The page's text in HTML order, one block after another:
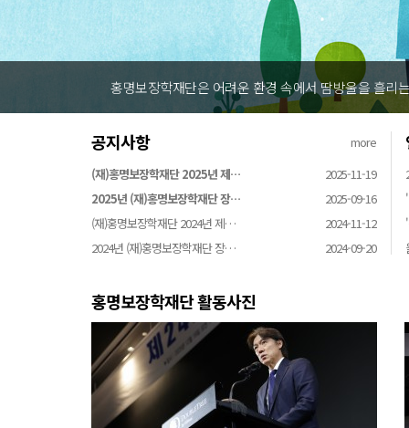
홍명보장학재단은 어려운 환경 속에서 땀방울을 흘리
공지사항
more
(재)홍명보장학재단 2025년 제…
2025-11-19
2025년 (재)홍명보장학재단 장…
2025-09-16
(재)홍명보장학재단 2024년 제…
2024-11-12
2024년 (재)홍명보장학재단 장…
2024-09-20
홍명보장학재단 활동사진